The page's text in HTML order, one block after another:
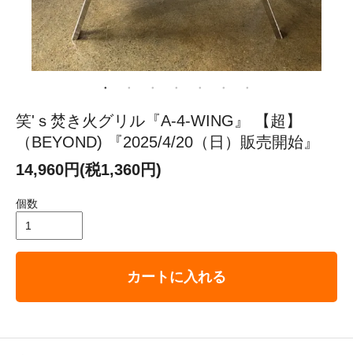
笑'ｓ焚き火グリル『A-4-WING』 【超】
（BEYOND) 『2025/4/20（日）販売開始』
14,960円(税1,360円)
個数
カートに入れる